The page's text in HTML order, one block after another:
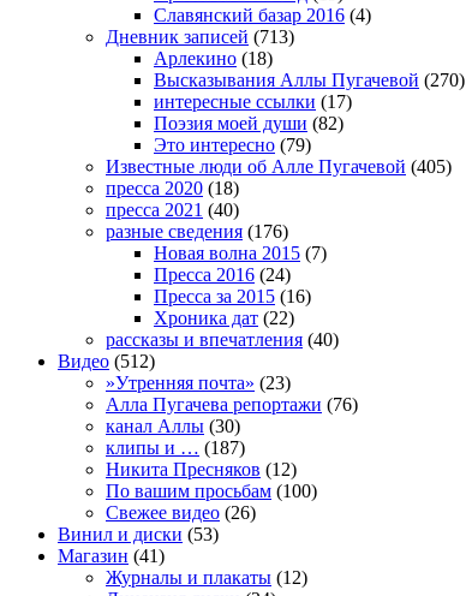
Славянский базар 2016 (4)
Дневник записей (713)
Арлекино (18)
Высказывания Аллы Пугачевой (270)
интересные ссылки (17)
Поэзия моей души (82)
Это интересно (79)
Известные люди об Алле Пугачевой (405)
пресса 2020 (18)
пресса 2021 (40)
разные сведения (176)
Новая волна 2015 (7)
Пресса 2016 (24)
Пресса за 2015 (16)
Хроника дат (22)
рассказы и впечатления (40)
Видео (512)
»Утренняя почта» (23)
Алла Пугачева репортажи (76)
канал Аллы (30)
клипы и … (187)
Никита Пресняков (12)
По вашим просьбам (100)
Свежее видео (26)
Винил и диски (53)
Магазин (41)
Журналы и плакаты (12)